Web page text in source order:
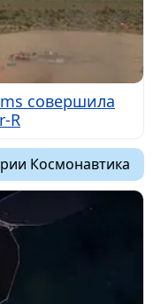
совершила
R
Космонавтика